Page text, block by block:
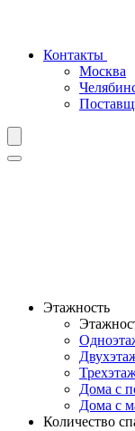
Контакты
Москва
Этажность
Дома с
Дома с
Количество